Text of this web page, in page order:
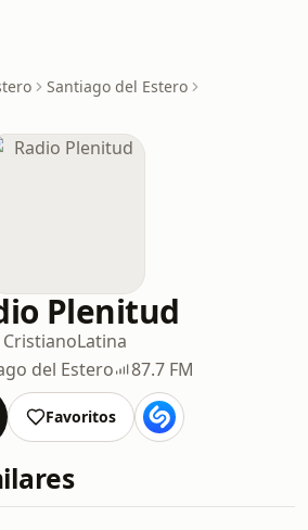
Santiago del Estero
Plenitud
CristianoLatina
del Estero
87.7 FM
Favoritos